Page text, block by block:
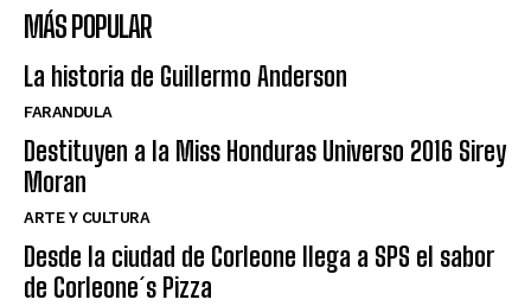
MÁS POPULAR
La historia de Guillermo Anderson
FARANDULA
Destituyen a la Miss Honduras Universo 2016 Sirey
Moran
ARTE Y CULTURA
Desde la ciudad de Corleone llega a SPS el sabor
de Corleone´s Pizza